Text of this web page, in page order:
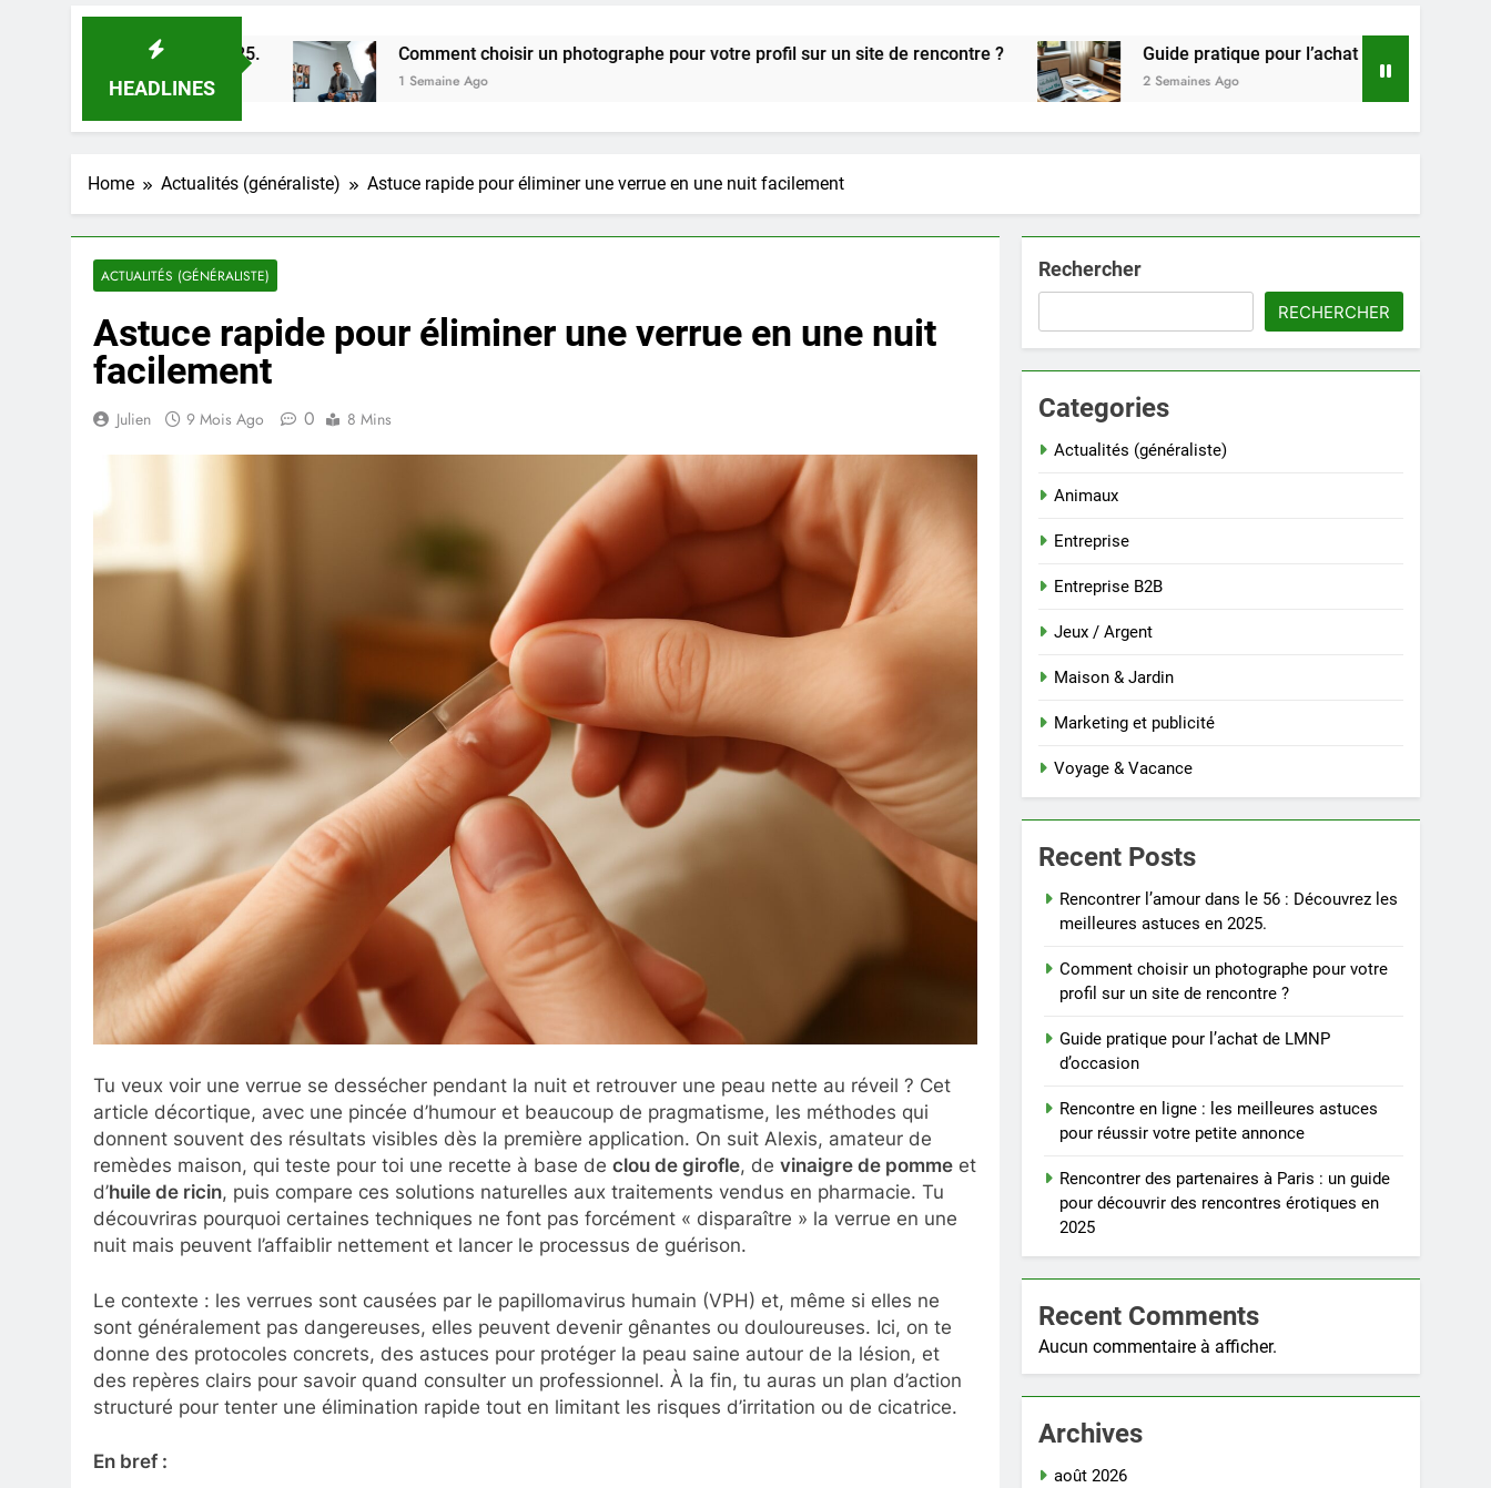
HEADLINES
Comment choisir un photographe pour votre profil sur un site de rencontre ?
1 Semaine Ago
Guide pratique pour l’achat de LMNP d’occasion
2 Semaines Ago
Home Actualités (généraliste) Astuce rapide pour éliminer une verrue en une nuit facilement
ACTUALITÉS (GÉNÉRALISTE)
Astuce rapide pour éliminer une verrue en une nuit
facilement
Julien 9 Mois Ago 0 8 Mins
Tu veux voir une verrue se dessécher pendant la nuit et retrouver une peau nette au réveil ? Cet
article décortique, avec une pincée d’humour et beaucoup de pragmatisme, les méthodes qui
donnent souvent des résultats visibles dès la première application. On suit Alexis, amateur de
remèdes maison, qui teste pour toi une recette à base de clou de girofle, de vinaigre de pomme et
d’huile de ricin, puis compare ces solutions naturelles aux traitements vendus en pharmacie. Tu
découvriras pourquoi certaines techniques ne font pas forcément « disparaître » la verrue en une
nuit mais peuvent l’affaiblir nettement et lancer le processus de guérison.
Le contexte : les verrues sont causées par le papillomavirus humain (VPH) et, même si elles ne
sont généralement pas dangereuses, elles peuvent devenir gênantes ou douloureuses. Ici, on te
donne des protocoles concrets, des astuces pour protéger la peau saine autour de la lésion, et
des repères clairs pour savoir quand consulter un professionnel. À la fin, tu auras un plan d’action
structuré pour tenter une élimination rapide tout en limitant les risques d’irritation ou de cicatrice.
En bref :
Rechercher
RECHERCHER
Categories
Actualités (généraliste)
Animaux
Entreprise
Entreprise B2B
Jeux / Argent
Maison & Jardin
Marketing et publicité
Voyage & Vacance
Recent Posts
Rencontrer l’amour dans le 56 : Découvrez les
meilleures astuces en 2025.
Comment choisir un photographe pour votre
profil sur un site de rencontre ?
Guide pratique pour l’achat de LMNP
d’occasion
Rencontre en ligne : les meilleures astuces
pour réussir votre petite annonce
Rencontrer des partenaires à Paris : un guide
pour découvrir des rencontres érotiques en
2025
Recent Comments
Aucun commentaire à afficher.
Archives
août 2026